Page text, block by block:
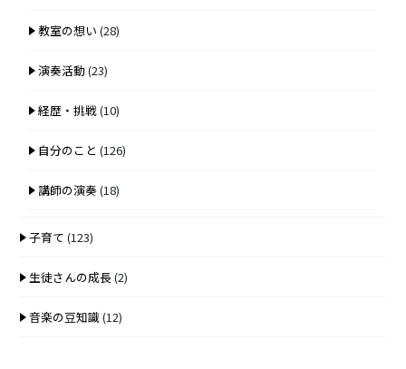
教室の想い (28)
演奏活動(23)
経歴・挑戦(10)
自分のこと (126)
講師の演奏(18)
子育て (123)
生徒さんの成長(2)
音楽の豆知識(12)